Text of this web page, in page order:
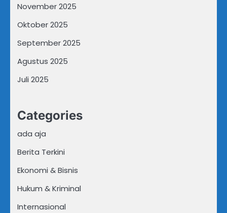
November 2025
Oktober 2025
September 2025
Agustus 2025
Juli 2025
Categories
ada aja
Berita Terkini
Ekonomi & Bisnis
Hukum & Kriminal
Internasional